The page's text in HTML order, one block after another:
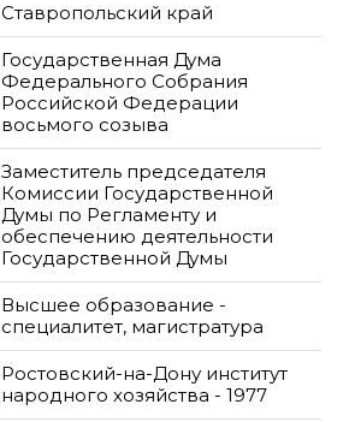
Ставропольский край
Государственная Дума
Федерального Собрания
Российской Федерации
восьмого созыва
Заместитель председателя
Комиссии Государственной
Думы по Регламенту и
обеспечению деятельности
Государственной Думы
Высшее образование -
специалитет, магистратура
Ростовский-на-Дону институт
народного хозяйства - 1977